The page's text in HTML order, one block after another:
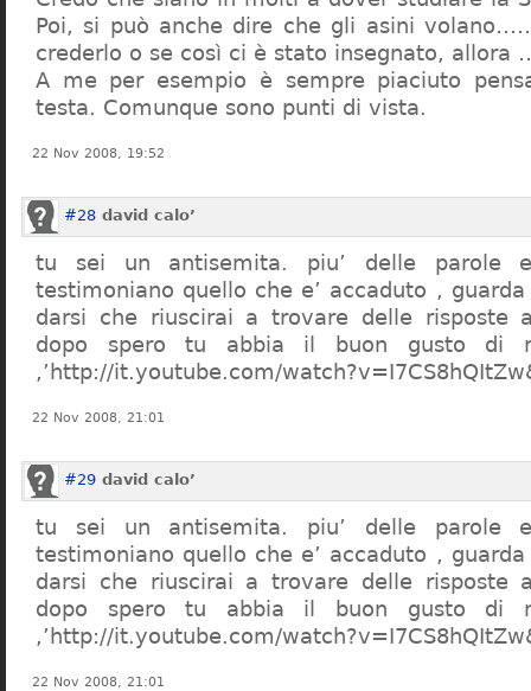
Poi, si può anche dire che gli asini
crederlo o se così ci è stato insegnato,
A me per esempio è sempre piaciuto
testa. Comunque sono punti di vista.
22 Nov 2008, 19:52
#28 david calo’
tu sei un antisemita. piu’ delle parole
testimoniano quello che e’ accaduto , guarda
darsi che riuscirai a trovare delle risposte
dopo spero tu abbia il buon gusto di
,’http://it.youtube.com/
22 Nov 2008, 21:01
#29 david calo’
tu sei un antisemita. piu’ delle parole
testimoniano quello che e’ accaduto , guarda
darsi che riuscirai a trovare delle risposte
dopo spero tu abbia il buon gusto di
,’http://it.youtube.com/
22 Nov 2008, 21:01